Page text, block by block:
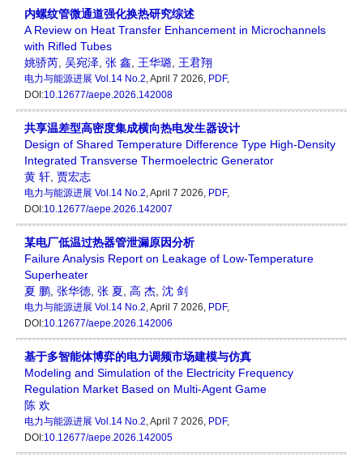
内螺纹管微通道强化换热研究综述
A Review on Heat Transfer Enhancement in Microchannels
with Rifled Tubes
姚骄芮, 吴宛泽, 张 鑫, 王华璐, 王君翔
电力与能源进展 Vol.14 No.2, April 7 2026, PDF,
DOI:10.12677/aepe.2026.142008
共享温差型高密度集成横向热电发生器设计
Design of Shared Temperature Difference Type High-Density
Integrated Transverse Thermoelectric Generator
黄 轩, 贾宏志
电力与能源进展 Vol.14 No.2, April 7 2026, PDF,
DOI:10.12677/aepe.2026.142007
某电厂低温过热器管泄漏原因分析
Failure Analysis Report on Leakage of Low-Temperature
Superheater
夏 鹏, 张华德, 张 夏, 高 杰, 沈 剑
电力与能源进展 Vol.14 No.2, April 7 2026, PDF,
DOI:10.12677/aepe.2026.142006
基于多智能体博弈的电力调频市场建模与仿真
Modeling and Simulation of the Electricity Frequency
Regulation Market Based on Multi-Agent Game
陈 欢
电力与能源进展 Vol.14 No.2, April 7 2026, PDF,
DOI:10.12677/aepe.2026.142005